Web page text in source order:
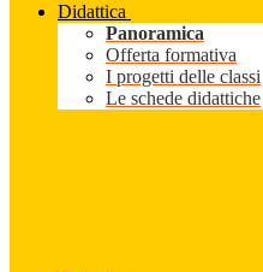
Didattica
Panoramica
Offerta formativa
I progetti delle classi
Le schede didattiche